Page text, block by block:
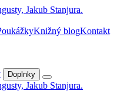
Knižný blogKontakt
Doplnky